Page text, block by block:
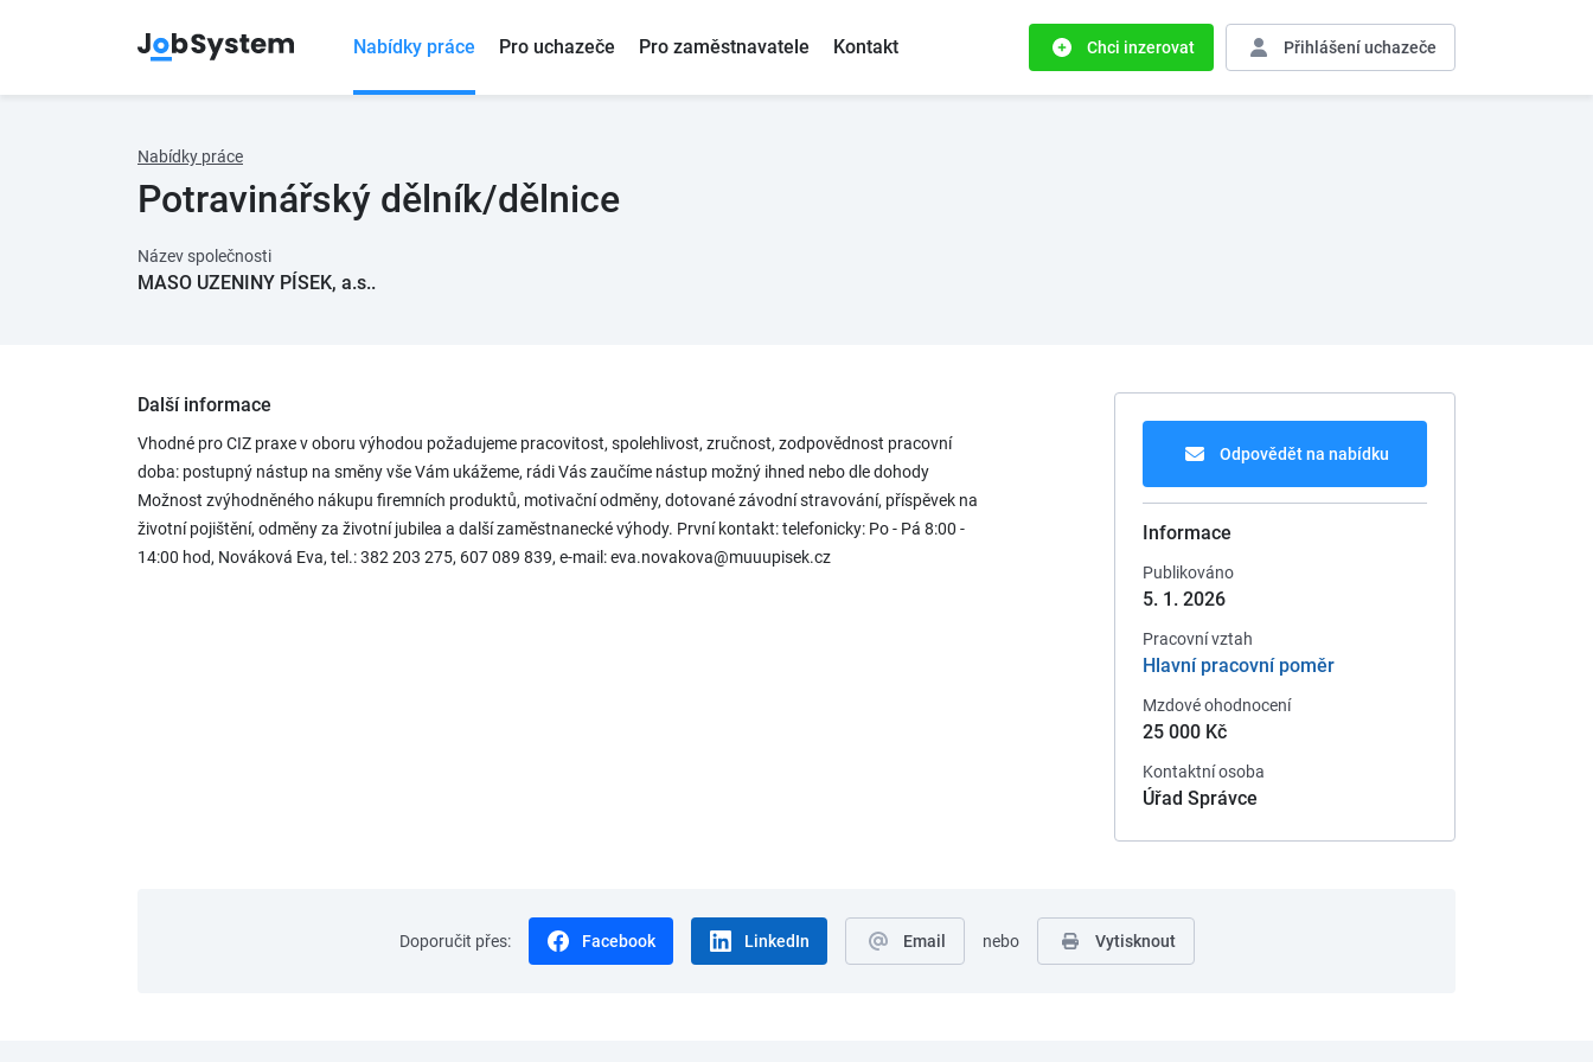
Nabídky práce Pro uchazeče Pro zaměstnavatele Kontakt Chci inzerovat Přihlášeníuchazeče
Nabídky práce
Potravinářský dělník/dělnice
Název společnosti
MASO UZENINY PÍSEK, a.s..
Další informace
Vhodné pro CIZ praxe v oboru výhodou požadujeme pracovitost, spolehlivost, zručnost, zodpovědnost pracovní
doba: postupný nástup na směny vše Vám ukážeme, rádi Vás zaučíme nástup možný ihned nebo dle dohody
Možnost zvýhodněného nákupu firemních produktů, motivační odměny, dotované závodní stravování, příspěvek na
životní pojištění, odměny za životní jubilea a další zaměstnanecké výhody. První kontakt: telefonicky: Po - Pá 8:00 -
14:00 hod, Nováková Eva, tel.: 382 203 275, 607 089 839, e-mail: eva.novakova@muuupisek.cz
Odpovědět na nabídku
Informace
Publikováno
5. 1. 2026
Pracovní vztah
Hlavní pracovní poměr
Mzdové ohodnocení
25 000 Kč
Kontaktní osoba
Úřad Správce
Doporučit přes: Facebook LinkedIn Email nebo Vytisknout